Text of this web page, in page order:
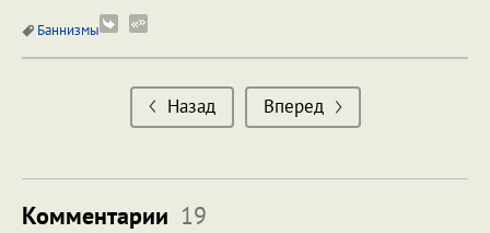
Баннизмы
Назад Вперед
Комментарии 19